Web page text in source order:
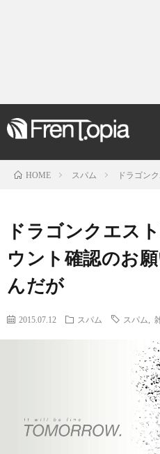
HOME スパム ドラゴン
ドラゴンクエス
ウント確認のお
んだが
2015.07.12 スパム スパム